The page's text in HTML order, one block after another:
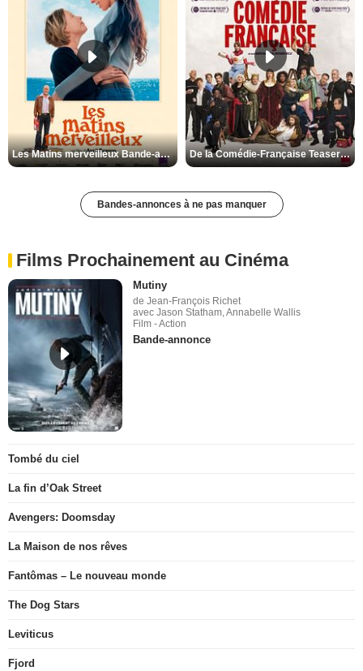
Les Matins merveilleux Bande-annonce VF De la Comédie-Française Teaser VF
Bandes-annonces à ne pas manquer
Films Prochainement au Cinéma
Mutiny
de Jean-François Richet
avec Jason Statham, Annabelle Wallis
Film - Action
Bande-annonce
Tombé du ciel
La fin d’Oak Street
Avengers: Doomsday
La Maison de nos rêves
Fantômas – Le nouveau monde
The Dog Stars
Leviticus
Fjord